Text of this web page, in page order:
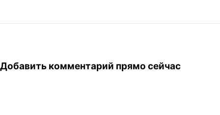
Добавить комментарий прямо сейчас